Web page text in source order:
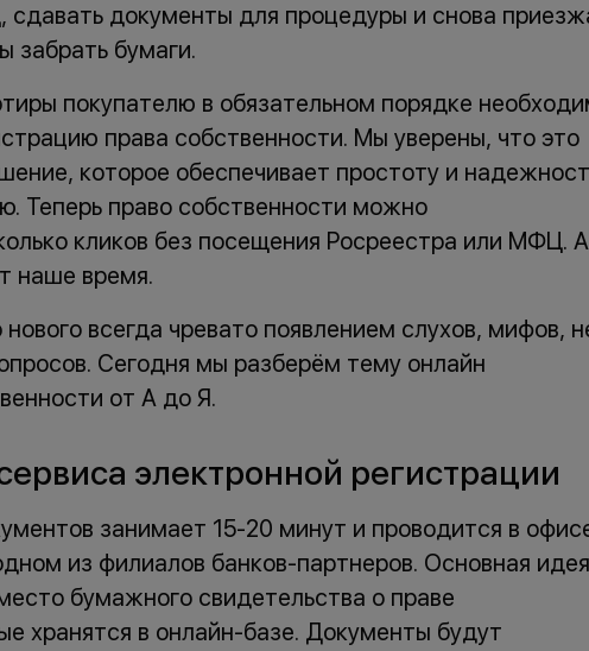
документы для процедуры и снова
забрать бумаги.
покупателю в обязательном порядке
права собственности. Мы уверены, что это
которое обеспечивает простоту и
Теперь право собственности можно
кликов без посещения Росреестра или МФЦ. А
наше время.
всегда чревато появлением слухов, мифов,
Сегодня мы разберём тему онлайн
от А до Я.
электронной регистрации
занимает 15-20 минут и проводится в
из филиалов банков-партнеров. Основная идея
бумажного свидетельства о праве
хранятся в онлайн-базе. Документы будут